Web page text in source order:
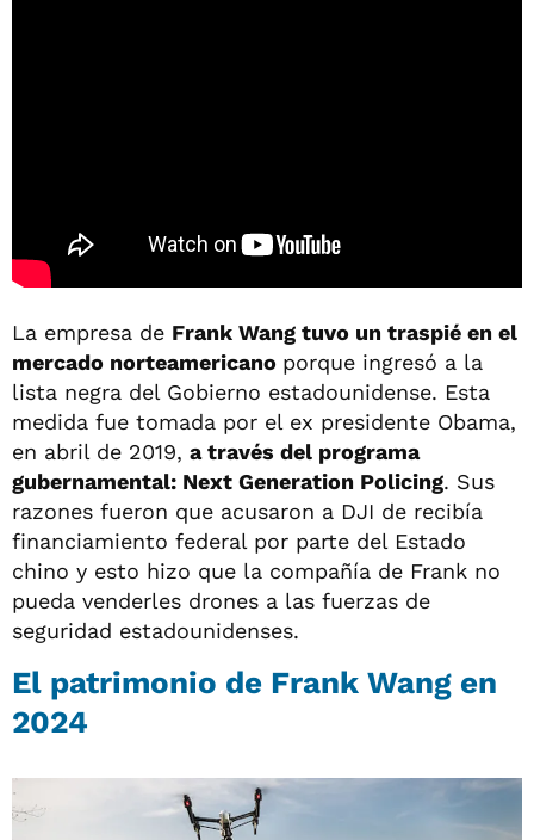
La empresa de Frank Wang tuvo un traspié en el
mercado norteamericano porque ingresó a la
lista negra del Gobierno estadounidense. Esta
medida fue tomada por el ex presidente Obama,
en abril de 2019, a través del programa
gubernamental: Next Generation Policing. Sus
razones fueron que acusaron a DJI de recibía
financiamiento federal por parte del Estado
chino y esto hizo que la compañía de Frank no
pueda venderles drones a las fuerzas de
seguridad estadounidenses.
El patrimonio de Frank Wang en
2024